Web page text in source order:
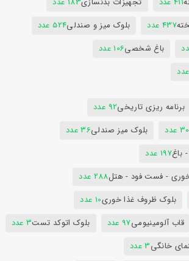
437 عدد بلوک میز و صندلی524 عدد
باغ شخصی106 عدد
برنامه ریزی تاریخی92 عدد
عدد بلوک میز صندلی36 عدد
باغ197 عدد
خوری - فست فود - هتل288 عدد
بلوک ظروف غذا خوری10 عدد
قاب آلومینیومی97 عدد بلوک اتوکد تست3 عدد
خانگی3 عدد